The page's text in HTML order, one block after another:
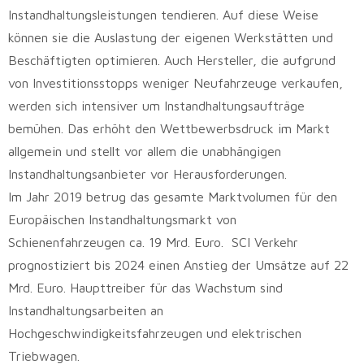
Instandhaltungsleistungen tendieren. Auf diese Weise
können sie die Auslastung der eigenen Werkstätten und
Beschäftigten optimieren. Auch Hersteller, die aufgrund
von Investitionsstopps weniger Neufahrzeuge verkaufen,
werden sich intensiver um Instandhaltungsaufträge
bemühen. Das erhöht den Wettbewerbsdruck im Markt
allgemein und stellt vor allem die unabhängigen
Instandhaltungsanbieter vor Herausforderungen.
Im Jahr 2019 betrug das gesamte Marktvolumen für den
Europäischen Instandhaltungsmarkt von
Schienenfahrzeugen ca. 19 Mrd. Euro. SCI Verkehr
prognostiziert bis 2024 einen Anstieg der Umsätze auf 22
Mrd. Euro. Haupttreiber für das Wachstum sind
Instandhaltungsarbeiten an
Hochgeschwindigkeitsfahrzeugen und elektrischen
Triebwagen.